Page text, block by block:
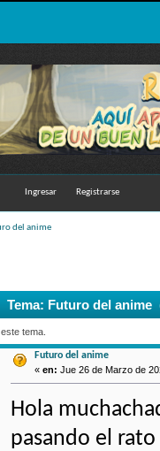
Ingresar Registrarse
del anime
Tema: Futuro del anime
tema.
Futuro del anime
«en: Jue 26 de Marzo de
Hola
pasando el